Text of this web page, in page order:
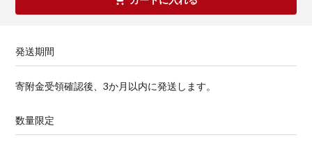
発送期間
寄附金受領確認後、3か月以内に発送します。
数量限定